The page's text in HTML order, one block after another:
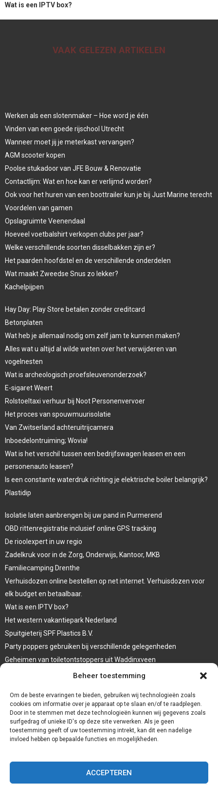
Beheer toestemming
Om de beste ervaringen te bieden, gebruiken wij technologieën zoals
cookies om informatie over je apparaat op te slaan en/of te raadplegen.
Door in te stemmen met deze technologieën kunnen wij gegevens zoals
surfgedrag of unieke ID's op deze site verwerken. Als je geen
toestemming geeft of uw toestemming intrekt, kan dit een nadelige
invloed hebben op bepaalde functies en mogelijkheden.
ACCEPTEREN
Wat is een IPTV box?
VAAK GELEZEN ARTIKELEN
Werken als een slotenmaker – Hoe word je één
Vinden van een goede rijschool Utrecht
Wanneer moet jij je meterkast vervangen?
AGM scooter kopen
Poolse stukadoor van JFE Bouw & Renovatie
Contactlijm: Wat en hoe kan er verlijmd worden?
Ook voor het huren van een boottrailer kun je bij Just Marine terecht
Voordelen van gamen
Opslagruimte Veenendaal
Hoeveel voetbalshirt verkopen clubs per jaar?
Welke verschillende soorten disselbakken zijn er?
Het paarden hoofdstel en de verschillende onderdelen
Wat maakt Zweedse Snus zo lekker?
Kachelpijpen
Hay Day: Play Store betalen zonder creditcard
Betonplaten
Wat heb je allemaal nodig om zelf jam te kunnen maken?
Alles wat u altijd al wilde weten over het verwijderen van
vogelnesten
Wat is archeologisch proefsleuvenonderzoek?
E-sigaret Weert
Rolstoeltaxi verhuur bij Noot Personenvervoer
Het proces van spouwmuurisolatie
Van Zwitserland achteruitrijcamera
Inboedelontruiming; Wovia!
Wat is het verschil tussen een bedrijfswagen leasen en een
personenauto leasen?
Is een constante waterdruk richting je elektrische boiler belangrijk?
Plastidip
Isolatie laten aanbrengen bij uw pand in Purmerend
OBD rittenregistratie inclusief online GPS tracking
De rioolexpert in uw regio
Zadelkruk voor in de Zorg, Onderwijs, Kantoor, MKB
Familiecamping Drenthe
Verhuisdozen online bestellen op net internet. Verhuisdozen voor
elk budget en betaalbaar.
Wat is een IPTV box?
Het western vakantiepark Nederland
Spuitgieterij SPF Plastics B.V.
Party poppers gebruiken bij verschillende gelegenheden
Geheimen van toiletontstoppers uit Waddinxveen
Vormen van terrasaankleding